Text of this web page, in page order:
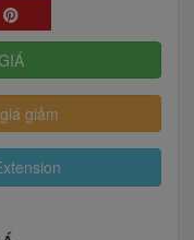
giảm